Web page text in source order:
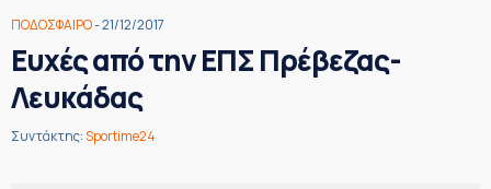
ΠΟΔΟΣΦΑΙΡΟ- 21/12/2017
Ευχές από την ΕΠΣ Πρέβεζας-
Λευκάδας
Συντάκτης:Sportime24